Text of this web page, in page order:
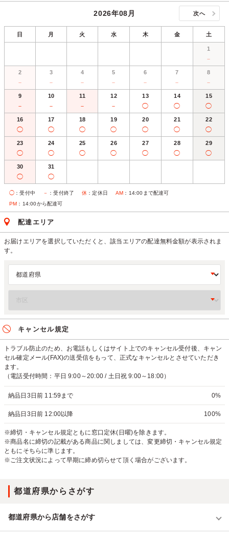
2026年08月 次へ
日 月 火 水 木 金 土
1
－
2
－
3
－
4
－
5
－
6
－
7
－
8
－
9
－
10
－
11
－
12
－
13
◯
14
◯
15
◯
16
◯
17
◯
18
◯
19
◯
20
◯
21
◯
22
◯
23
◯
24
◯
25
◯
26
◯
27
◯
28
◯
29
◯
30
◯
31
◯
◯ ：受付中 － ：受付終了 休 ：定休日 AM ：14:00まで配達可
PM ：14:00から配達可
配達エリア
お届けエリアを選択していただくと、該当エリアの配達無料金額が表示されま
す。
キャンセル規定
トラブル防止のため、お電話もしくはサイト上でのキャンセル受付後、キャン
セル確定メール(FAX)の送受信をもって、正式なキャンセルとさせていただき
ます。
（電話受付時間：平日 9:00～20:00 / 土日祝 9:00～18:00）
納品日3日前 11:59まで 0%
納品日3日前 12:00以降 100%
※締切・キャンセル規定ともに窓口定休(日曜)を除きます。
※商品名に締切の記載がある商品に関しましては、変更締切・キャンセル規定
ともにそちらに準じます。
※ご注文状況によって早期に締め切らせて頂く場合がございます。
都道府県からさがす
都道府県から店舗をさがす